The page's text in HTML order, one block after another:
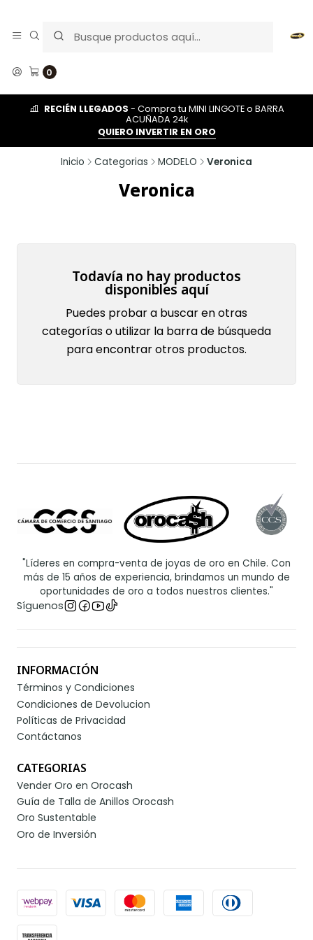
0
RECIÉN LLEGADOS - Compra tu MINI LINGOTE o BARRA
ACUÑADA 24k
QUIERO INVERTIR EN ORO
Inicio Categorias MODELO Veronica
Veronica
Todavía no hay productos
disponibles aquí
Puedes probar a buscar en otras
categorías o utilizar la barra de búsqueda
para encontrar otros productos.
"Líderes en compra-venta de joyas de oro en Chile. Con
más de 15 años de experiencia, brindamos un mundo de
oportunidades de oro a todos nuestros clientes."
Síguenos
INFORMACIÓN
Términos y Condiciones
Condiciones de Devolucion
Políticas de Privacidad
Contáctanos
CATEGORIAS
Vender Oro en Orocash
Guía de Talla de Anillos Orocash
Oro Sustentable
Oro de Inversión